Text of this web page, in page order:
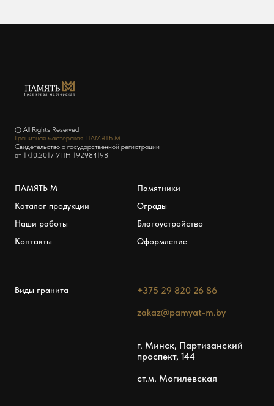
© All Rights Reserved
Гранитная мастерская ПАМЯТЬ М
Свидетельство о государственной регистрации
от 17.10.2017 УПН 192984198
ПАМЯТЬ М
Каталог продукции
Наши работы
Контакты
Памятники
Ограды
Благоустройство
Оформление
Виды гранита
+375 29 820 26 86
zakaz@pamyat-m.by
г. Минск, Партизанский
проспект, 144
ст.м. Могилевская